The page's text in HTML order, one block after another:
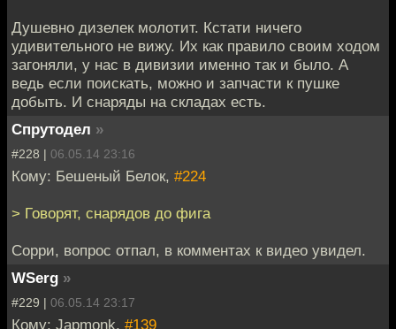
Душевно дизелек молотит. Кстати ничего
удивительного не вижу. Их как правило своим ходом
загоняли, у нас в дивизии именно так и было. А
ведь если поискать, можно и запчасти к пушке
добыть. И снаряды на складах есть.
Спрутодел »
#228 | 06.05.14 23:16
Кому: Бешеный Белок, #224
> Говорят, снарядов до фига
Сорри, вопрос отпал, в комментах к видео увидел.
WSerg »
#229 | 06.05.14 23:17
Кому: Japmonk, #139